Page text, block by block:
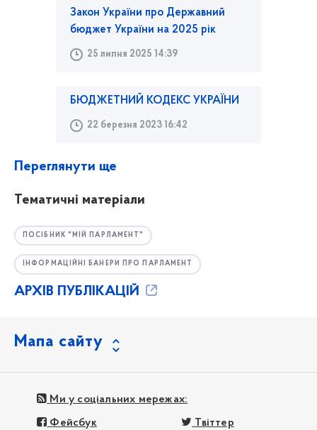
Закон України про Державний
бюджет України на 2025 рік
25 липня 2025 14:39
БЮДЖЕТНИЙ КОДЕКС УКРАЇНИ
22 березня 2023 16:42
Переглянути ще
Тематичні матеріали
ПОСІБНИК "МІЙ ПАРЛАМЕНТ"
ІНФОРМАЦІЙНІ БАНЕРИ ПРО ПАРЛАМЕНТ
АРХІВ ПУБЛІКАЦІЙ
Мапа сайту
Ми у соціальних мережах:
Фейсбук Твіттер